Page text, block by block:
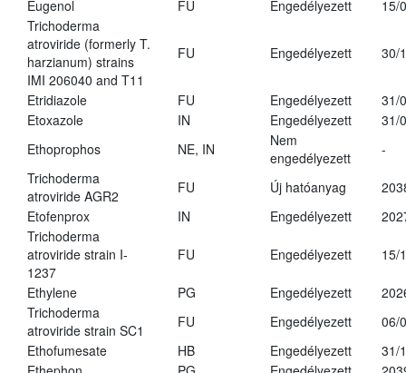
Eugenol FU Engedélyezett
15/
Trichoderma
atroviride (formerly T.
harzianum) strains
IMI 206040 and T11
FU Engedélyezett 30/
Etridiazole FU Engedélyezett
31/
Etoxazole
IN Engedélyezett
31/
Ethoprophos
NE, IN
Nem
engedélyezett
-
Trichoderma
atroviride AGR2
FU Új hatóanyag
Etofenprox
IN Engedélyezett
Trichoderma
atroviride strain I-
1237
FU Engedélyezett 15/
Ethylene PG Engedélyezett
Trichoderma
atroviride strain SC1
FU Engedélyezett
06/
Ethofumesate
HB Engedélyezett
31/